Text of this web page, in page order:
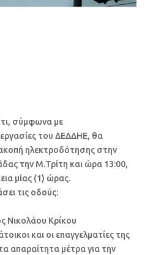
σύμφωνα με
του ΔΕΔΔΗΕ, θα
ηλεκτροδότησης στην
την Μ.Τρίτη και ώρα 13:00,
μίας (1) ώρας.
τις οδούς:
Νικολάου Κρίκου
και οι επαγγελματίες της
απαραίτητα μέτρα για την